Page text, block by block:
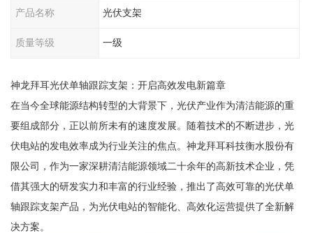
产品名称 光伏支架
质量等级 一级
神龙拜耳光伏单轴跟踪支架：开启高效发电新篇章
在当今全球能源结构转型的大背景下，光伏产业作为清洁能源的重
要组成部分，正以前所未有的速度发展。随着技术的不断进步，光
伏电站的发电效率成为行业关注的焦点。神龙拜耳科技衡水股份有
限公司，作为一家深耕清洁能源领域二十余年的高新技术企业，凭
借其强大的研发实力和丰富的行业经验，推出了高效可靠的光伏单
轴跟踪支架产品，为光伏电站的智能化、高效化运营提供了全新解
决方案。